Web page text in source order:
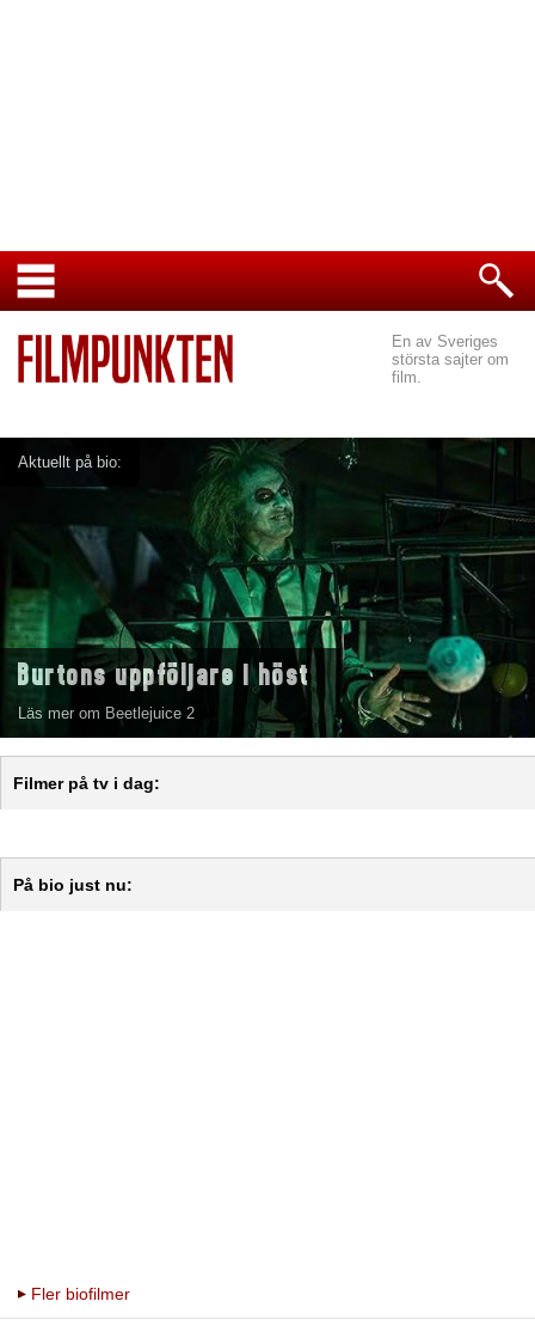
En av Sveriges
största sajter om
film.
Aktuellt på bio:
Burtons uppföljare i höst
Läs mer om Beetlejuice 2
Filmer på tv i dag:
På bio just nu:
Fler biofilmer